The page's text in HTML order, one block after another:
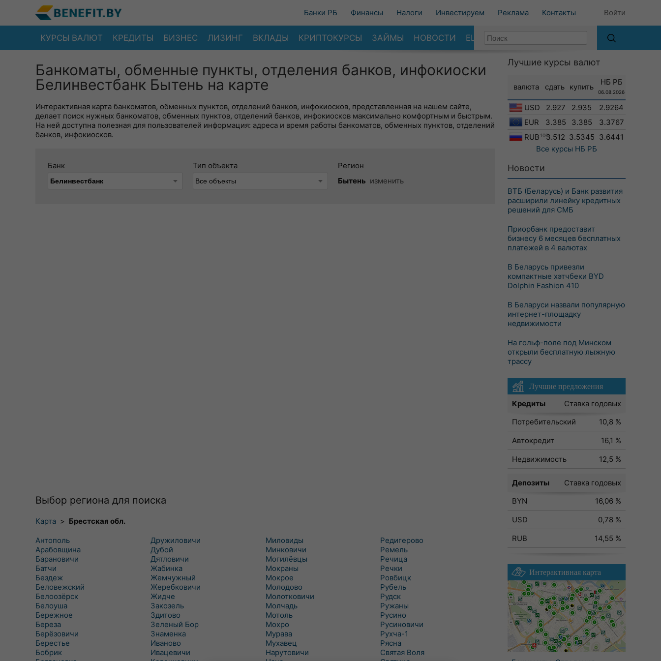
Банки РБ Финансы Налоги Инвестируем Реклама Контакты Войти
КУРСЫ ВАЛЮТ КРЕДИТЫ БИЗНЕС ЛИЗИНГ ВКЛАДЫ КРИПТОКУРСЫ ЗАЙМЫ НОВОСТИ ЕЩЕ
Банкоматы, обменные пункты, отделения банков, инфокиоски
Белинвестбанк Бытень на карте
Интерактивная карта банкоматов, обменных пунктов, отделений банков, инфокиосков, представленная на нашем сайте,
делает поиск нужных банкоматов, обменных пунктов, отделений банков, инфокиосков максимально комфортным и быстрым.
На ней доступна полезная для пользователей информация: адреса и время работы банкоматов, обменных пунктов, отделений
банков, инфокиосков.
Банк Тип объекта
Регион
Бытень изменить
Выбор региона для поиска
Карта > Брестская обл.
Антополь
Арабовщина
Барановичи
Батчи
Бездеж
Беловежский
Белоозёрск
Белоуша
Бережное
Береза
Берёзовичи
Берестье
Бобрик
Дружиловичи
Дубой
Дятловичи
Жабинка
Жемчужный
Жеребковичи
Жидче
Закозель
Здитово
Зеленый Бор
Знаменка
Иваново
Ивацевичи
Миловиды
Минковичи
Могилёвцы
Мокраны
Мокрое
Молодово
Молотковичи
Молчадь
Мотоль
Мохро
Мурава
Мухавец
Нарутовичи
Редигерово
Ремель
Речица
Речки
Ровбицк
Рубель
Рудск
Ружаны
Русино
Русиновичи
Рухча-1
Рясна
Святая Воля
Лучшие курсы валют
валюта сдать купить
НБ РБ
06.08.2026
USD 2.927 2.935
2.9264
EUR
3.385 3.385
3.3767
RUB 1003.512 3.5345 3.6441
Все курсы НБ РБ
Новости
ВТБ (Беларусь) и Банк развития
расширили линейку кредитных
решений для СМБ
Приорбанк предоставит
бизнесу 6 месяцев бесплатных
платежей в 4 валютах
В Беларусь привезли
компактные хэтчбеки BYD
Dolphin Fashion 410
В Беларуси назвали популярную
интернет-площадку
недвижимости
На гольф-поле под Минском
открыли бесплатную лыжную
трассу
Лучшие предложения
Кредиты
Ставка годовых
Потребительский
10,8 %
Автокредит
16,1 %
Недвижимость
12,5 %
Депозиты
Ставка годовых
BYN
16,06 %
USD
0,78 %
RUB
14,55 %
Интерактивная карта